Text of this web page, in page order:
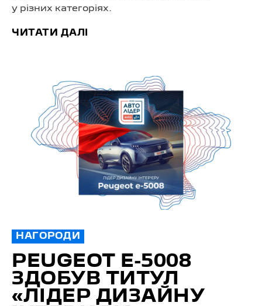
у різних категоріях.
ЧИТАТИ ДАЛІ
НАГОРОДИ
PEUGEOT E-5008
ЗДОБУВ ТИТУЛ
«ЛІДЕР ДИЗАЙНУ